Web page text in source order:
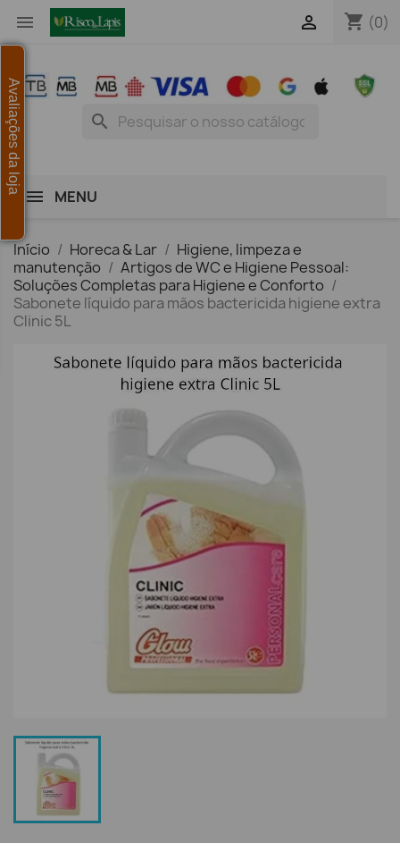
 shopping_cart (0)

search
MENU
Início Horeca & Lar
Higiene, limpeza e
manutenção
Artigos de WC e Higiene Pessoal:
Soluções Completas para Higiene e Conforto
Sabonete líquido para mãos bactericida higiene extra
Clinic 5L
Avaliações da loja